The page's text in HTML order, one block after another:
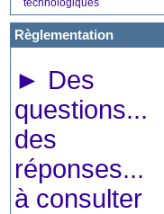
technologiques
Règlementation
► Des
questions...
des
réponses...
à consulter